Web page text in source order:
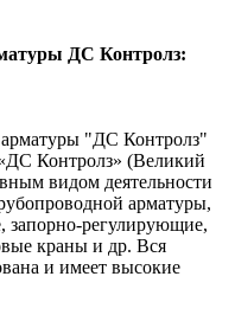
ДС Контролз:
Контролз» (Великий
видом деятельности
арматуры,
запорно-регулирующие,
краны и др. Вся
и имеет высокие